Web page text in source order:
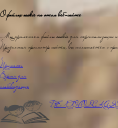
О файлах cookie на этом веб-сайте
Мы применяем файлы cookie для персонализации
Продолжая просмотр сайта, вы соглашаетесь с
Принять
Версия для
слабовидящих
БЕЛГОРОДСКАЯ